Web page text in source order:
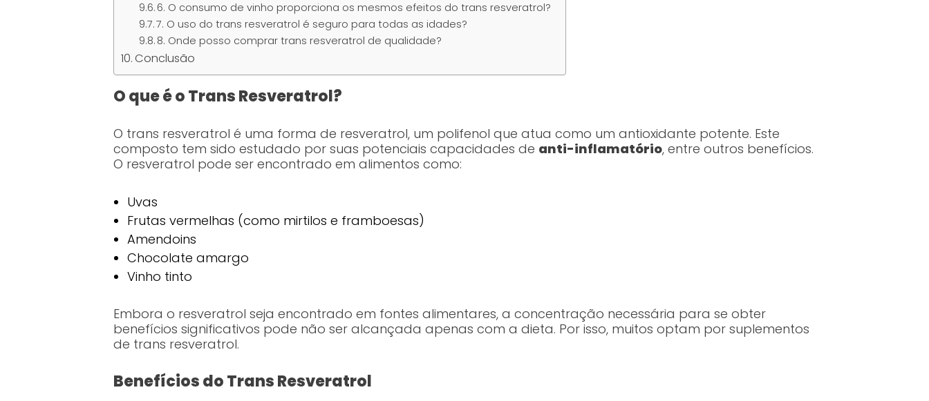
6. O consumo de vinho proporciona os mesmos efeitos do trans resveratrol?
7. O uso do trans resveratrol é seguro para todas as idades?
8. Onde posso comprar trans resveratrol de qualidade?
Conclusão
O que é o Trans Resveratrol?
O trans resveratrol é uma forma de resveratrol, um polifenol que atua como um antioxidante potente. Este
composto tem sido estudado por suas potenciais capacidades de anti-inflamatório, entre outros benefícios.
O resveratrol pode ser encontrado em alimentos como:
Uvas
Frutas vermelhas (como mirtilos e framboesas)
Amendoins
Chocolate amargo
Vinho tinto
Embora o resveratrol seja encontrado em fontes alimentares, a concentração necessária para se obter
benefícios significativos pode não ser alcançada apenas com a dieta. Por isso, muitos optam por suplementos
de trans resveratrol.
Benefícios do Trans Resveratrol